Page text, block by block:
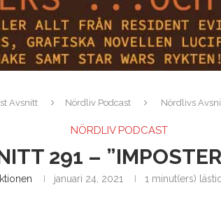
Avsnitt Nördliv Podcast Nördlivs
NÖRDLIV PODCAST
291 –
januari 24, 2021 1 minut(ers) lästid